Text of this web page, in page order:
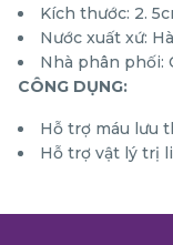
Kích thước: 2.
Nước xuất xứ:
Nhà phân phối:
CÔNG DỤNG:
Hỗ trợ máu lưu
Hỗ trợ vật lý trị